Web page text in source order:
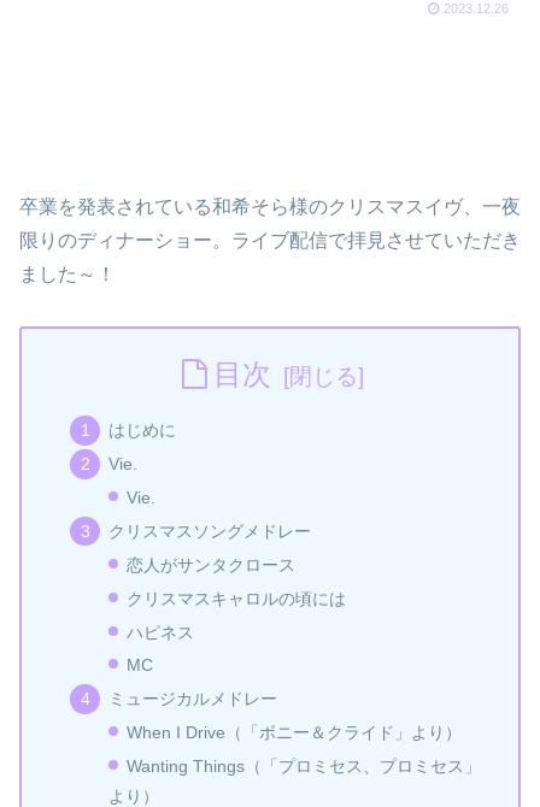
2023.12.26
卒業を発表されている和希そら様のクリスマスイヴ、一夜
限りのディナーショー。ライブ配信で拝見させていただき
ました～！
目次
はじめに
Vie.
Vie.
クリスマスソングメドレー
恋人がサンタクロース
クリスマスキャロルの頃には
ハピネス
MC
ミュージカルメドレー
When I Drive（「ボニー＆クライド」より）
Wanting Things（「プロミセス、プロミセス」
より）